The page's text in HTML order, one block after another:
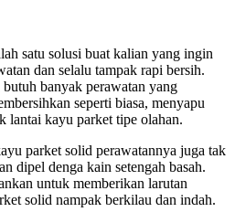
satu solusi buat kalian yang ingin
dan selalu tampak rapi bersih.
banyak perawatan yang
seperti biasa, menyapu
lantai kayu parket tipe olahan.
parket solid perawatannya juga tak
dipel denga kain setengah basah.
untuk memberikan larutan
solid nampak berkilau dan indah.